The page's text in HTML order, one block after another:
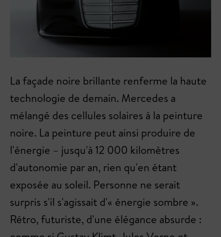
La façade noire brillante renferme la haute
technologie de demain. Mercedes a
mélangé des cellules solaires à la peinture
noire. La peinture peut ainsi produire de
l'énergie – jusqu'à 12 000 kilomètres
d'autonomie par an, rien qu'en étant
exposée au soleil. Personne ne serait
surpris s'il s'agissait d'« énergie sombre ».
Rétro, futuriste, d'une élégance absurde :